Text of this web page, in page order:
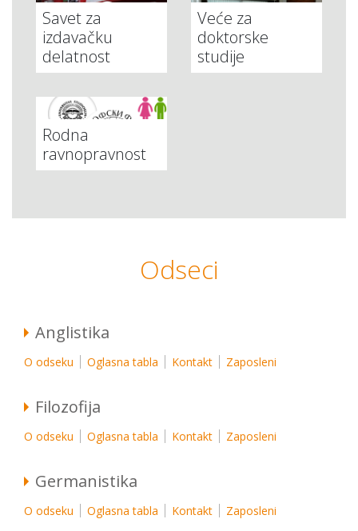
Savet za
izdavačku
delatnost
Veće za
doktorske
studije
Rodna
ravnopravnost
Odseci
Anglistika
O odseku Oglasna tabla Kontakt Zaposleni
Filozofija
O odseku Oglasna tabla Kontakt Zaposleni
Germanistika
O odseku Oglasna tabla Kontakt Zaposleni